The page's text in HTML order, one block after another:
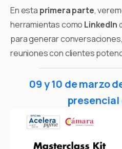
En esta primera parte,
herramientas como LinkedIn
para generar
reuniones con clientes
09 y 10 de marzo